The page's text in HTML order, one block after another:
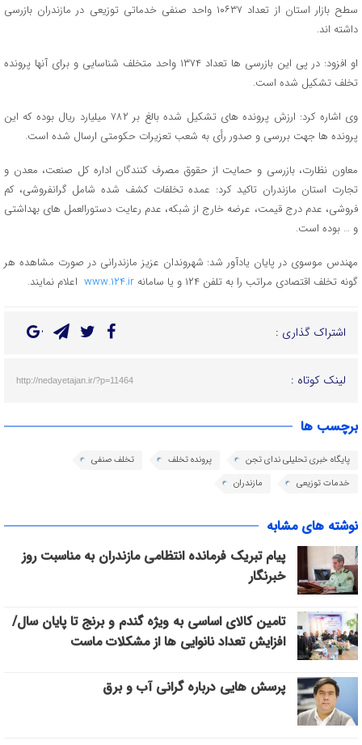
سطح بازار استان از تعداد ۱۰۶۳۷ واحد صنفی خدماتی توزیعی در مازندران بازرسی
داشته اند.
او افزود: در پی این بازرسی ها تعداد ۱۳۷۴ واحد متخلف شناسایی و برای آنها پرونده
تخلف تشکیل شده است.
وی اشاره کرد: ارزش پرونده های تشکیل شده بالغ بر ۷۸۲ میلیارد ریال بوده که این
پرونده ها جهت بررسی و صدور رأی به شعب تعزیرات حکومتی ارسال شده است.
معاون نظارت، بازرسی و حمایت از حقوق مصرف کنندگان اداره کل صنعت، معدن و
تجارت استان مازندران تاکید کرد: عمده تخلفات کشف شده شامل گرانفروشی، کم
فروشی، عدم درج قیمت، عرضه خارج از شبکه، عدم رعایت دستورالعمل های بهداشتی
و … بوده است.
مهندس موسوی در پایان یادآور شد: شهروندان عزیز مازندرانی در صورت مشاهده هر
گونه تخلف اقتصادی مراتب را به تلفن ۱۲۴ و یا سامانه
www.124.ir اعلام نمایند.
اشتراک گذاری :
لینک کوتاه : http://nedayetajan.ir/?p=11464
برچسب ها
پایگاه خبری تحلیلی ندای تجن پرونده تخلف
تخلف صنفی
خدمات توزیعی
مازندران
نوشته های مشابه
پیام تبریک فرمانده انتظامی مازندران به مناسبت روز
خبرنگار
تامین کالای اساسی به ویژه گندم و برنج تا پایان سال/
افزایش تعداد نانوایی ها از مشکلات ماست
پرسش هایی درباره گرانی آب و برق